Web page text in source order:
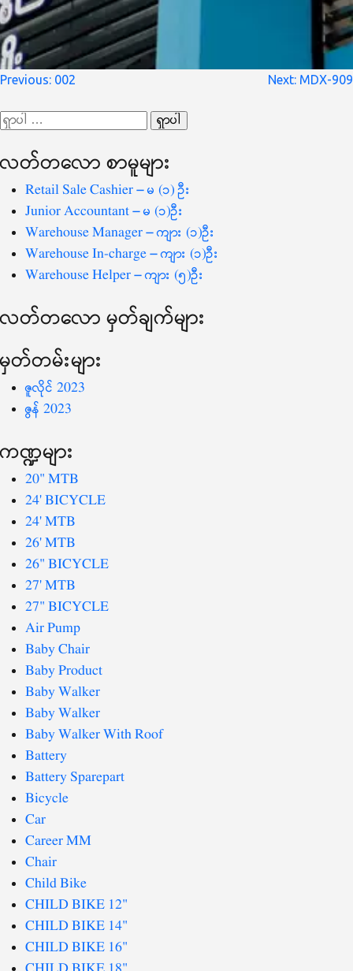
စာမူ
ပြ
Previous: 002 Next: MDX-909
ရှာ
စကားလုံး
လတ်တ‌လော စာမူများ
Retail Sale Cashier – မ (၁) ဦး
Junior Accountant – မ (၁)ဦး
Warehouse Manager – ကျား (၁)ဦး
Warehouse In-charge – ကျား (၁)ဦး
Warehouse Helper – ကျား (၅)ဦး
လတ်တ‌လော မှတ်ချက်များ
မှတ်တမ်းများ
ဇူလိုင် 2023
ဇွန် 2023
ကဏ္ဍများ
20" MTB
24' BICYCLE
24' MTB
26' MTB
26" BICYCLE
27' MTB
27" BICYCLE
Air Pump
Baby Chair
Baby Product
Baby Walker
Baby Walker
Baby Walker With Roof
Battery
Battery Sparepart
Bicycle
Car
Career MM
Chair
Child Bike
CHILD BIKE 12"
CHILD BIKE 14"
CHILD BIKE 16"